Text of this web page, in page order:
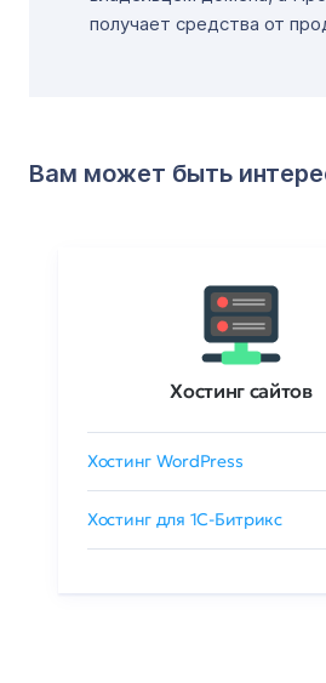
получает средства от
Вам может быть
Хостинг сайтов
Хостинг WordPress
Хостинг для 1C-Битрикс